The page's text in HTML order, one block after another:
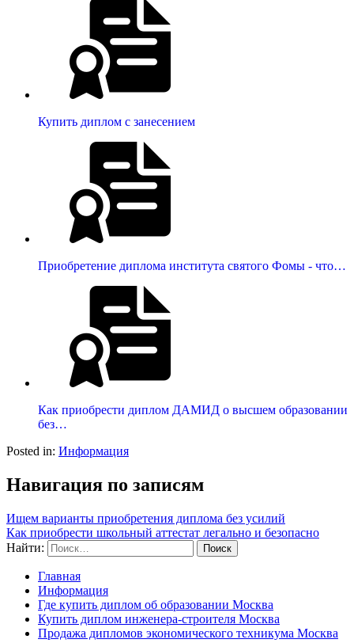
Купить диплом с занесением
Приобретение диплома института святого Фомы - что…
Как приобрести диплом ДАМИД о высшем образовании
без…
Posted in: Информация
Навигация по записям
Ищем варианты приобретения диплома без усилий
Как приобрести школьный аттестат легально и безопасно
Найти:
Главная
Информация
Где купить диплом об образовании Москва
Купить диплом инженера-строителя Москва
Продажа дипломов экономического техникума Москва